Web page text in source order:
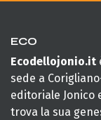
ECO
Ecodellojonio.it
sede a
editoriale Jonico
trova la sua